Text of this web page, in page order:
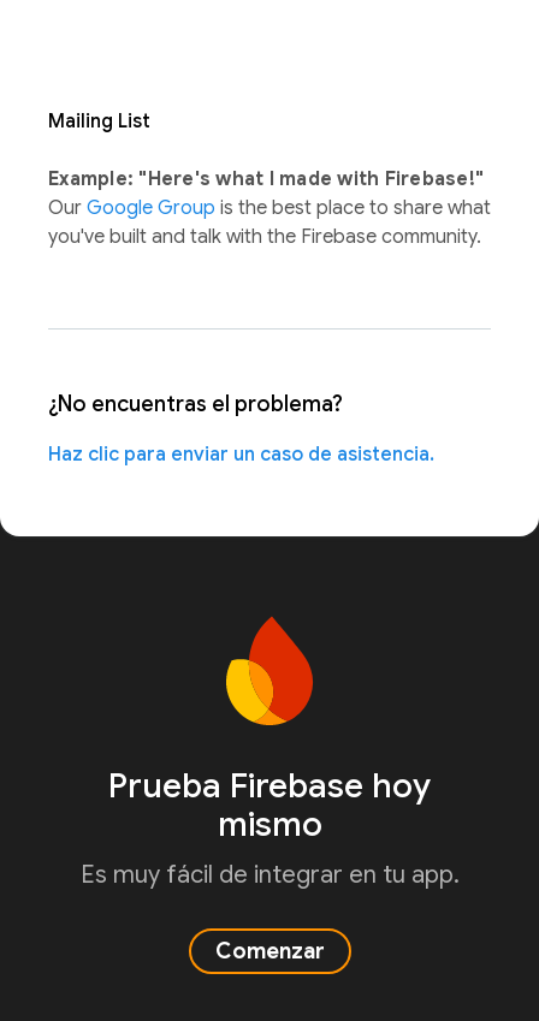
Mailing List
Example: "Here's what I made with Firebase!"
Our Google Group is the best place to share what
you've built and talk with the Firebase community.
¿No encuentras el problema?
Haz clic para enviar un caso de asistencia.
Prueba Firebase hoy
mismo
Es muy fácil de integrar en tu app.
Comenzar